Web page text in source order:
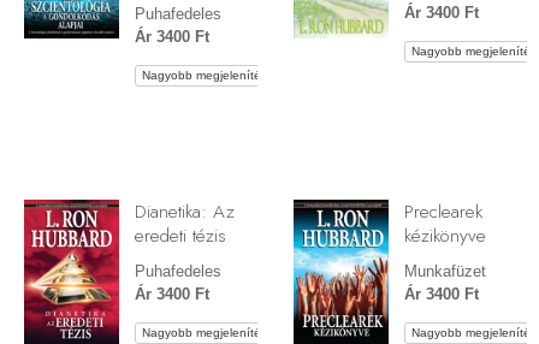
Puhafedeles
Ár 3400 Ft
Nagyobb megjelenítés
Ár 3400 Ft
Nagyobb megjelenítés
Dianetika: Az
eredeti tézis
Puhafedeles
Ár 3400 Ft
Nagyobb megjelenítés
Preclearek
kézikönyve
Munkafüzet
Ár 3400 Ft
Nagyobb megjelenítés